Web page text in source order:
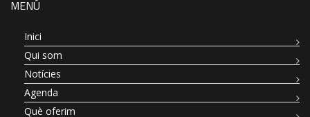
MENÚ
Inici
Qui som
Notícies
Agenda
Què oferim